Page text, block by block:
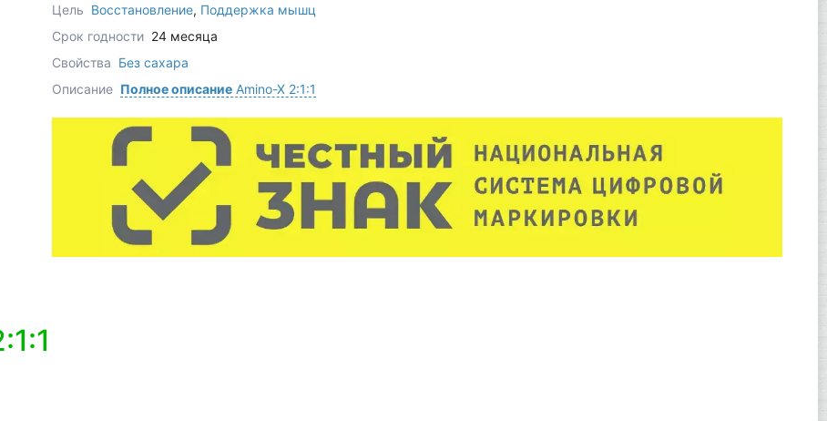
Цель Восстановление, Поддержка мышц
Срок годности 24 месяца
Свойства Без сахара
Описание Полное описаниеAmino-X 2:1:1